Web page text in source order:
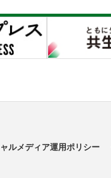
ルメディア運用ポリシー